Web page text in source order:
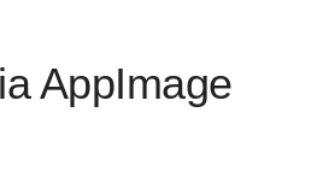
AppImage